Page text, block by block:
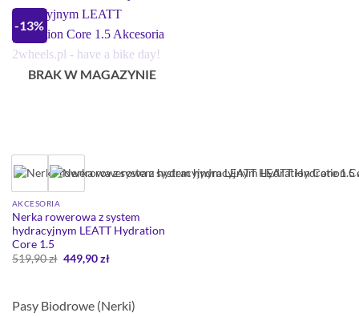
-13%
BRAK W MAGAZYNIE
AKCESORIA
Nerka rowerowa z system
hydracyjnym LEATT Hydration
Core 1.5
519,90zł Pierwotna
cena
449,90złAktualna
Pasy Biodrowe (Nerki)